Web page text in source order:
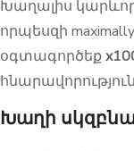
Խաղալիս կարևոր
որպեսզի
օգտագործեք
Խաղի